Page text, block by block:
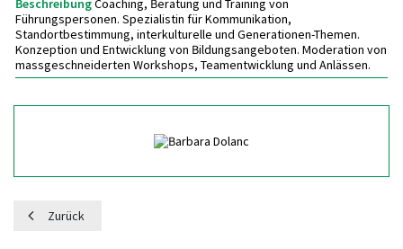
BeschreibungCoaching, Beratung und Training von
Führungspersonen. Spezialistin für Kommunikation,
Standortbestimmung, interkulturelle und Generationen-Themen.
Konzeption und Entwicklung von Bildungsangeboten. Moderation von
massgeschneiderten Workshops, Teamentwicklung und Anlässen.
Zurück